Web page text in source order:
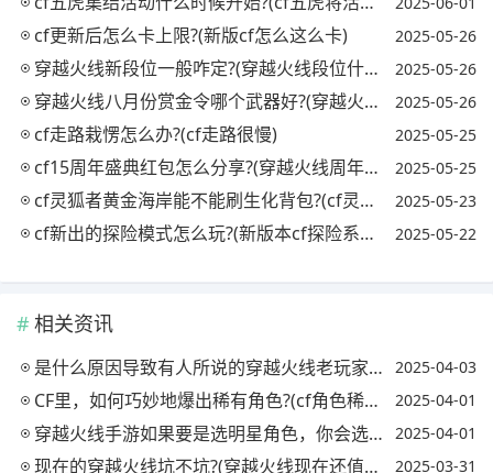
cf更新后怎么卡上限?(新版cf怎么这么卡) 2025-05-26
穿越火线新段位一般咋定?(穿越火线段位什么时候重置) 2025-05-26
穿越火线八月份赏金令哪个武器好?(穿越火线最新赏金令什么时候结束) 2025-05-26
cf走路栽愣怎么办?(cf走路很慢) 2025-05-25
cf15周年盛典红包怎么分享?(穿越火线周年庆红包) 2025-05-25
cf灵狐者黄金海岸能不能刷生化背包?(cf灵狐者黄金海岸是皮肤还是角色) 2025-05-23
cf新出的探险模式怎么玩?(新版本cf探险系统在哪里) 2025-05-22
相关资讯
是什么原因导致有人所说的穿越火线老玩家越来越少了?(穿越火线为什么玩的人少了) 2025-04-03
CF里，如何巧妙地爆出稀有角色?(cf角色稀有度排名) 2025-04-01
穿越火线手游如果要是选明星角色，你会选择谁?(穿越火线手游明星人物) 2025-04-01
现在的穿越火线坑不坑?(穿越火线现在还值得玩吗) 2025-03-31